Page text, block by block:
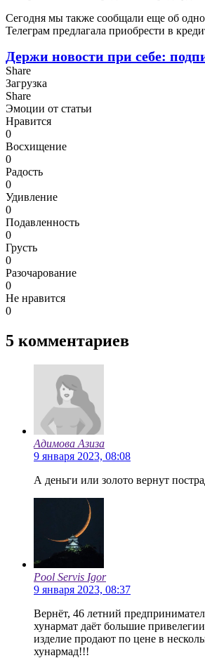
Сегодня мы также сообщали еще об
Телеграм предлагала приобрести в
Держи новости при себе:
Share
Загрузка
Share
Эмоции от статьи
Нравится
0
Восхищение
0
Радость
0
Удивление
0
Подавленность
0
Грусть
0
Разочарование
0
Не нравится
0
5 комментариев
Адимова Азиза
9 января 2023, 08:08
А деньги или золото вернут
Pool Servis Igor
9 января 2023, 08:37
Вернёт, 46 летний
хунармат даёт большие
изделие продают по цене в
хунармад!!!